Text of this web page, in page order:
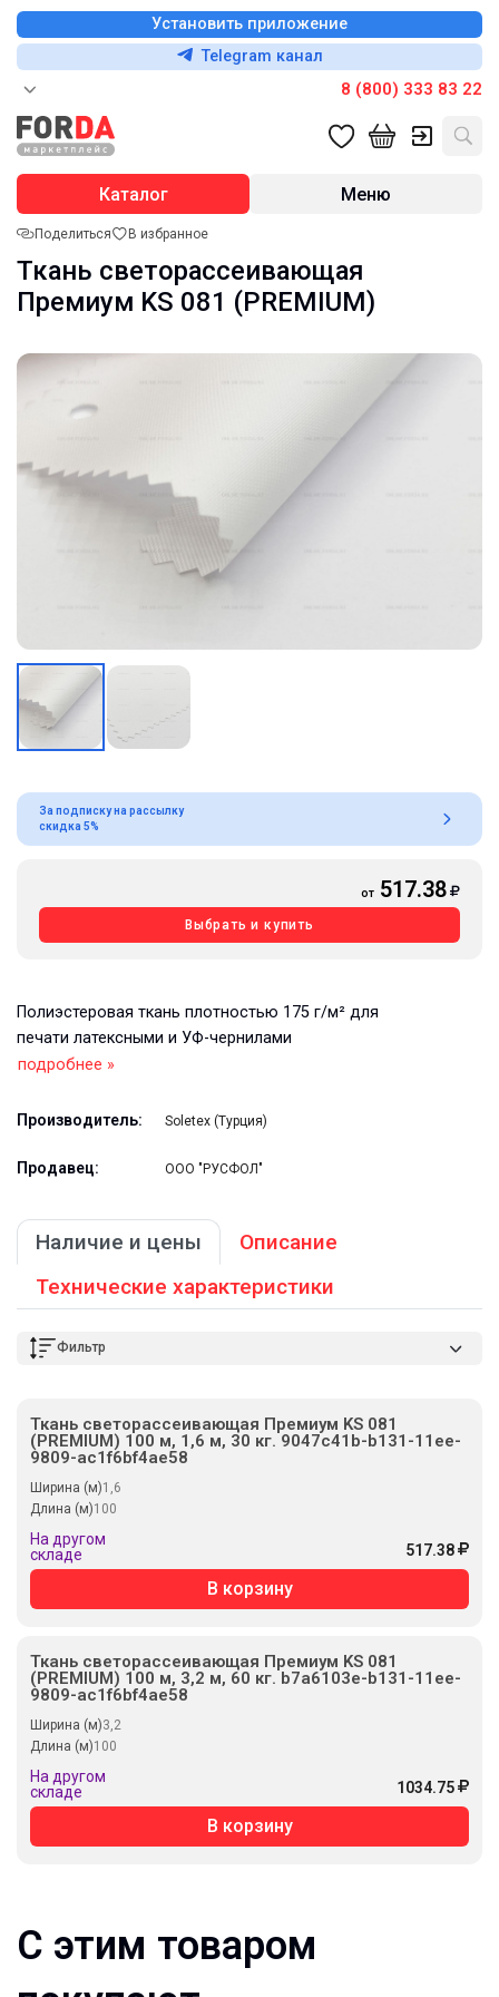
Установить приложение
Telegram канал
8 (800) 333 83 22
Каталог Меню
Поделиться В избранное
Ткань светорассеивающая
Премиум KS 081 (PREMIUM)
За подписку на рассылку
скидка 5%
от 517.38
Выбрать и купить
Полиэстеровая ткань плотностью 175 г/м² для
печати латексными и УФ-чернилами
подробнее »
Производитель: Soletex (Турция)
Продавец: ООО "РУСФОЛ"
Наличие и цены
Описание
Технические характеристики
Фильтр
Ткань светорассеивающая Премиум KS 081
(PREMIUM) 100 м, 1,6 м, 30 кг. 9047c41b-b131-11ee-
9809-ac1f6bf4ae58
Ширина (м)1,6
Длина (м)100
На другом
складе
517.38
В корзину
Ткань светорассеивающая Премиум KS 081
(PREMIUM) 100 м, 3,2 м, 60 кг. b7a6103e-b131-11ee-
9809-ac1f6bf4ae58
Ширина (м)3,2
Длина (м)100
На другом
складе
1034.75
В корзину
С этим товаром